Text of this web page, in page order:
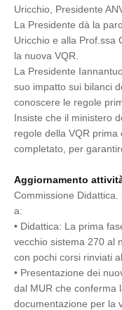
Uricchio, Presidente
La Presidente dà la
Uricchio e alla Prof.ssa
la nuova VQR.
La Presidente
suo impatto sui bilanci
conoscere le regole
Insiste che il ministero
regole della VQR
completato, per
Aggiornamento
Commissione
a:
• Didattica: La prima
vecchio sistema 270 al
con pochi corsi rinviati
• Presentazione dei
dal MUR che conferma
documentazione per la